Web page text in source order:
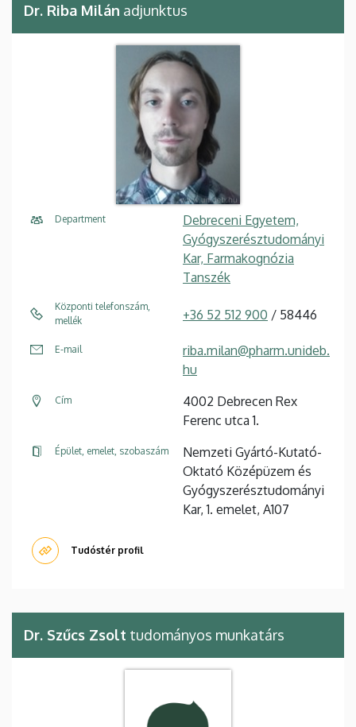
Dr. Riba Milán adjunktus
Department
Debreceni Egyetem,
Gyógyszerésztudományi
Kar, Farmakognózia
Tanszék
Központi telefonszám,
mellék
+36 52 512 900 / 58446
E-mail
riba.milan@pharm.unideb.
hu
Cím
4002 Debrecen Rex
Ferenc utca 1.
Épület, emelet, szobaszám
Nemzeti Gyártó-Kutató-
Oktató Középüzem és
Gyógyszerésztudományi
Kar, 1. emelet, A107
Tudóstér profil
Dr. Szűcs Zsolt tudományos munkatárs